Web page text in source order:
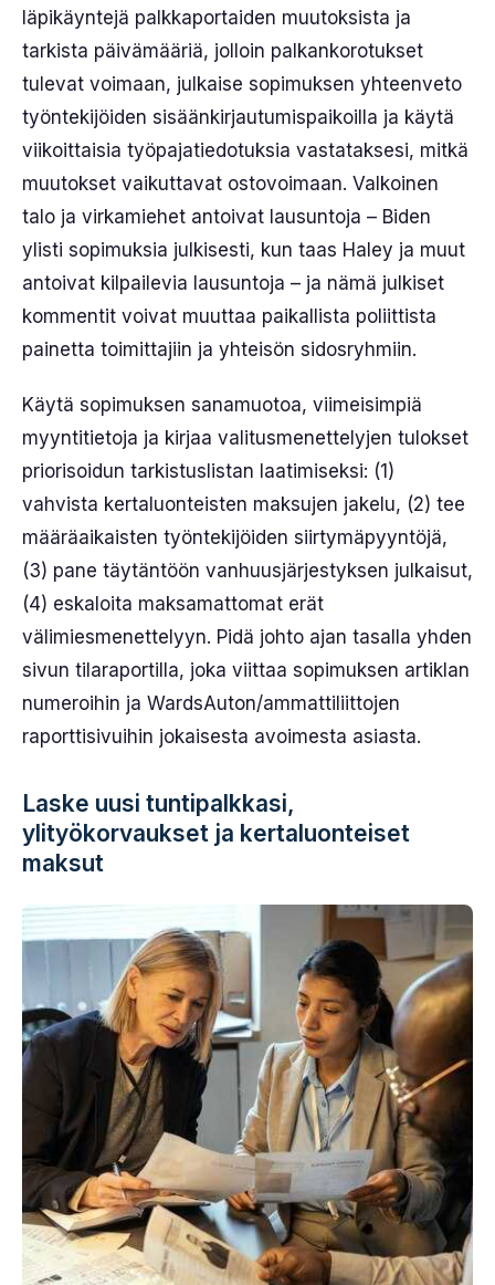
läpikäyntejä palkkaportaiden muutoksista ja
tarkista päivämääriä, jolloin palkankorotukset
tulevat voimaan, julkaise sopimuksen yhteenveto
työntekijöiden sisäänkirjautumispaikoilla ja käytä
viikoittaisia työpajatiedotuksia vastataksesi, mitkä
muutokset vaikuttavat ostovoimaan. Valkoinen
talo ja virkamiehet antoivat lausuntoja – Biden
ylisti sopimuksia julkisesti, kun taas Haley ja muut
antoivat kilpailevia lausuntoja – ja nämä julkiset
kommentit voivat muuttaa paikallista poliittista
painetta toimittajiin ja yhteisön sidosryhmiin.
Käytä sopimuksen sanamuotoa, viimeisimpiä
myyntitietoja ja kirjaa valitusmenettelyjen tulokset
priorisoidun tarkistuslistan laatimiseksi: (1)
vahvista kertaluonteisten maksujen jakelu, (2) tee
määräaikaisten työntekijöiden siirtymäpyyntöjä,
(3) pane täytäntöön vanhuusjärjestyksen julkaisut,
(4) eskaloita maksamattomat erät
välimiesmenettelyyn. Pidä johto ajan tasalla yhden
sivun tilaraportilla, joka viittaa sopimuksen artiklan
numeroihin ja WardsAuton/ammattiliittojen
raporttisivuihin jokaisesta avoimesta asiasta.
Laske uusi tuntipalkkasi,
ylityökorvaukset ja kertaluonteiset
maksut